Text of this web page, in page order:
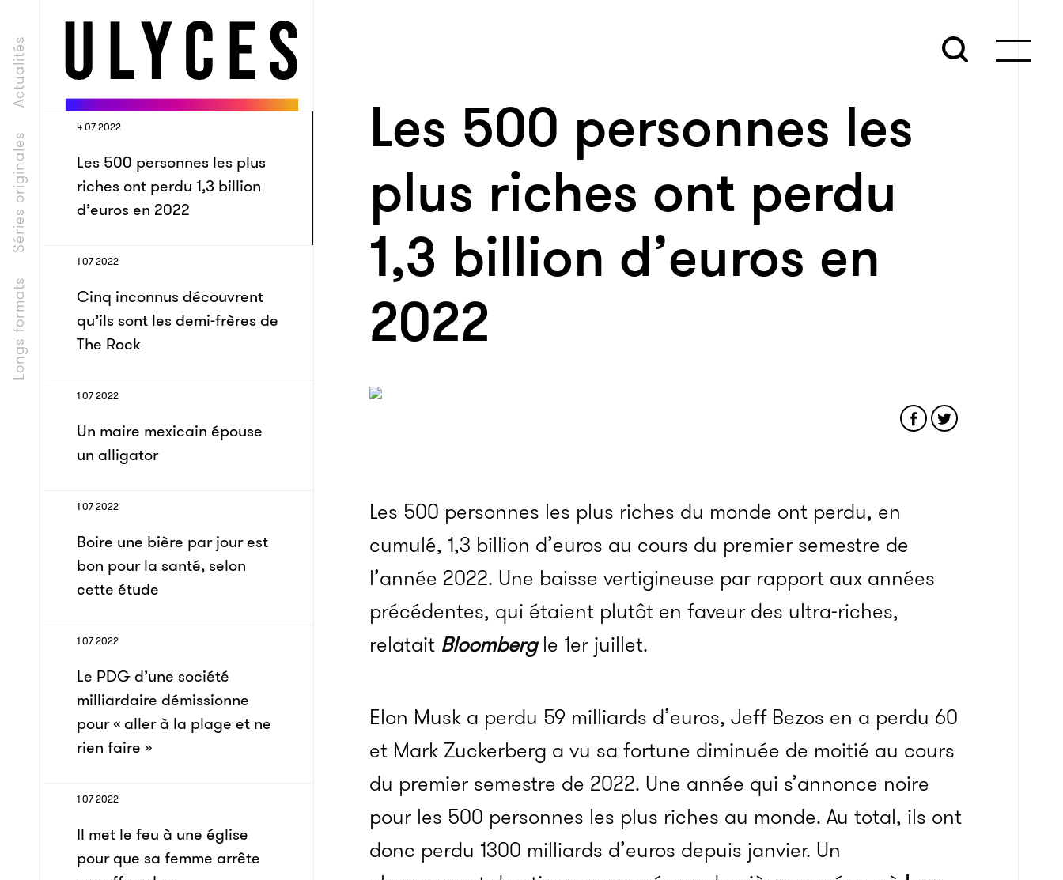
Longs formats
Séries originales
Actualités
4 07 2022
Les 500 personnes les plus
riches ont perdu 1,3 billion
d’euros en 2022
1 07 2022
Cinq inconnus découvrent
qu’ils sont les demi-frères de
The Rock
1 07 2022
Un maire mexicain épouse
un alligator
1 07 2022
Boire une bière par jour est
bon pour la santé, selon
cette étude
1 07 2022
Le PDG d’une société
milliardaire démissionne
pour « aller à la plage et ne
rien faire »
1 07 2022
Il met le feu à une église
pour que sa femme arrête
Les 500 personnes les
plus riches ont perdu
1,3 billion d’euros en
2022
Les 500 personnes les plus riches du monde ont perdu, en
cumulé, 1,3 billion d’euros au cours du premier semestre de
l’année 2022. Une baisse vertigineuse par rapport aux années
précédentes, qui étaient plutôt en faveur des ultra-riches,
relatait Bloomberg le 1er juillet.
Elon Musk a perdu 59 milliards d’euros, Jeff Bezos en a perdu 60
et Mark Zuckerberg a vu sa fortune diminuée de moitié au cours
du premier semestre de 2022. Une année qui s’annonce noire
pour les 500 personnes les plus riches au monde. Au total, ils ont
donc perdu 1300 milliards d’euros depuis janvier. Un